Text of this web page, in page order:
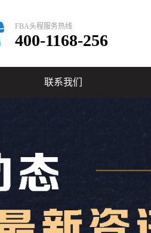
FBA头程服务热线
400-1168-256
联系我们